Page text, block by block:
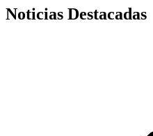
Noticias Destacadas